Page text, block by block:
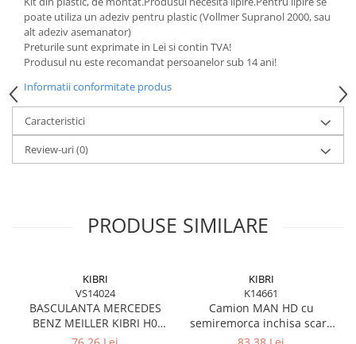
Papusi miniaturale
Casute de papusi
MACHETE MOTOCICLETE SI
BICICLETE
MACHETE NAVE MILITARE –
MACHETE RALIU – Miniaturi Masini
de Raliu la Diverse Scari
MACHETE VEHICULE INTERVENTIE
MINI DIORAME
VITRINE, FIGURINE, ACCESORII
Articole Petrecere
ARTICOLE PENTRU VALENTINE'S
DAY
BALOANE AIRWALKERS
BALOANE MODELE DEOSEBITE
BALOANE MUZICALE
BALOANE SUPERSHAPE SI JUMBO
DECORATIUNI CRACIUN SI ANUL
LUMANARI PETRECERI ANIVERSARI
POSTERE PENTRU PERETE SI
SUPORTERI MECIURI SPORT
Costume Petrecere
poate utiliza un adeziv pentru plastic (Vollmer Supranol 2000, sau
alt adeziv asemanator)
Preturile sunt exprimate in Lei si contin TVA!
Produsul nu este recomandat persoanelor sub 14 ani!
Informatii conformitate produs
Caracteristici
Review-uri(0)
PRODUSE SIMILARE
KIBRI
VS14024
BASCULANTA MERCEDES
BENZ MEILLER KIBRI H0
14024
KIBRI
K14661
Camion MAN HD cu
semiremorca inchisa scara
H0 (1:87) Kibri 14661